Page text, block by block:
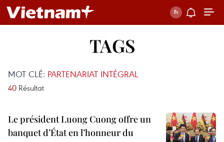
TAGS
MOT CLÉ: PARTENARIAT INTÉGRAL
40 Résultat
Le président Luong Cuong offre un
banquet d’État en l’honneur du